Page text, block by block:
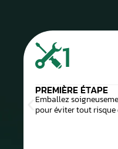
1
PREMIÈRE ÉTAPE
Emballez
pour éviter tout